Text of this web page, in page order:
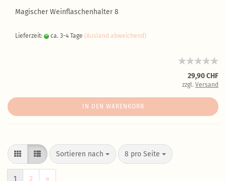
Magischer Weinflaschenhalter 8
Lieferzeit: ca. 3-4 Tage (Ausland abweichend)
29,90 CHF
zzgl. Versand
IN DEN WARENKORB
Sortieren nach 8 pro Seite
1 2 »